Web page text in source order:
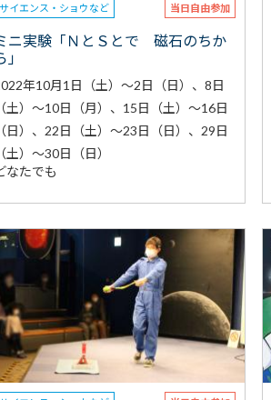
サイエンス・ショウなど 当日自由参加
ニ実験「ＮとＳとで 磁石のちか
」
年10月1日（土）～2日（日）、8日
（土）～10日（月）、15日（土）～16日
（日）、22日（土）～23日（日）、29日
（土）～30日（日）
なたでも